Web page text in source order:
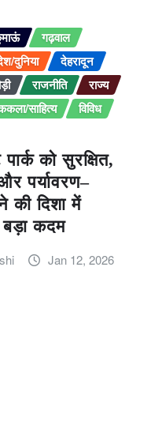
गढ़वाल
दुनिया
देहरादून
राजनीति
राज्य
साहित्य
विविध
को सुरक्षित,
पर्यावरण–
दिशा में
बड़ा कदम
Jan 12, 2026